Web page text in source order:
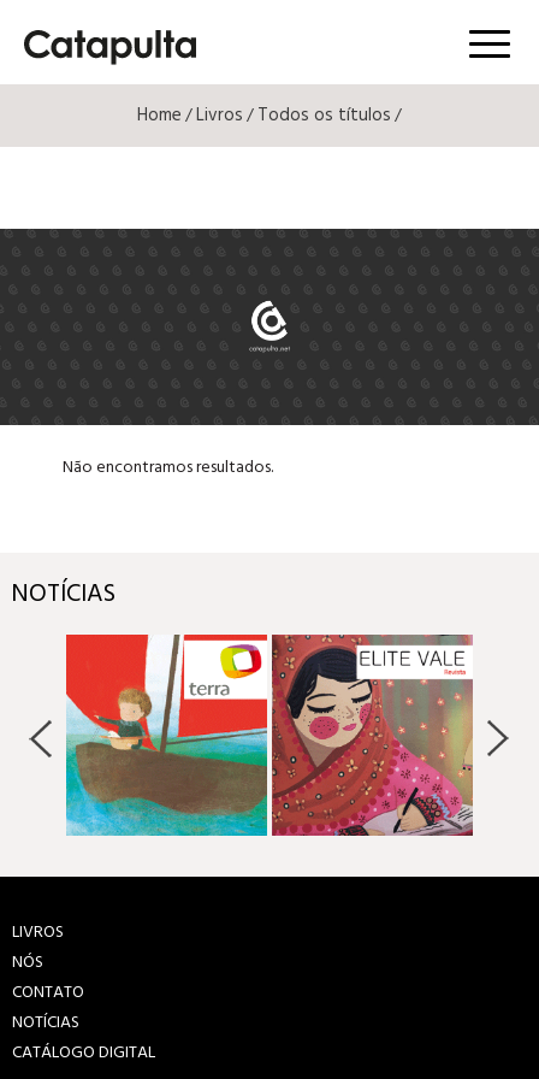
Menú
Home/Livros/Todos os títulos/
Não encontramos resultados.
NOTÍCIAS
LIVROS
NÓS
CONTATO
NOTÍCIAS
CATÁLOGO DIGITAL